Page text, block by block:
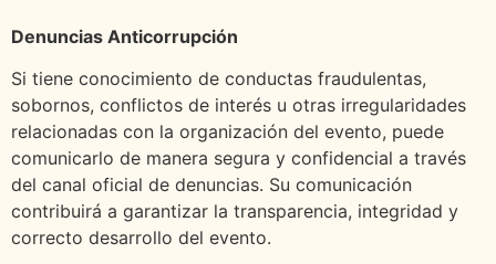
Denuncias Anticorrupción
Si tiene conocimiento de conductas fraudulentas,
sobornos, conflictos de interés u otras irregularidades
relacionadas con la organización del evento, puede
comunicarlo de manera segura y confidencial a través
del canal oficial de denuncias. Su comunicación
contribuirá a garantizar la transparencia, integridad y
correcto desarrollo del evento.